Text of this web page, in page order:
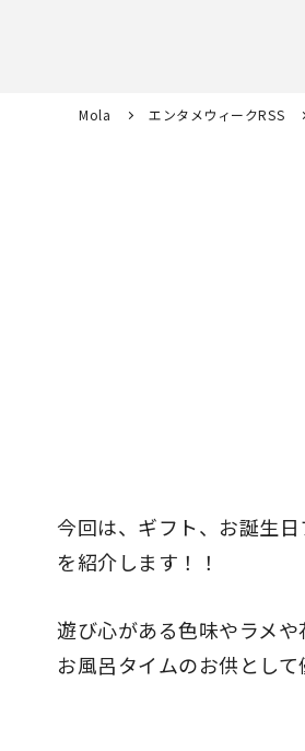
Mola エンタメウィークRSS
今回は、ギフト、お誕生
を紹介します！！
遊び心がある色味やラメ
お風呂タイムのお供とし